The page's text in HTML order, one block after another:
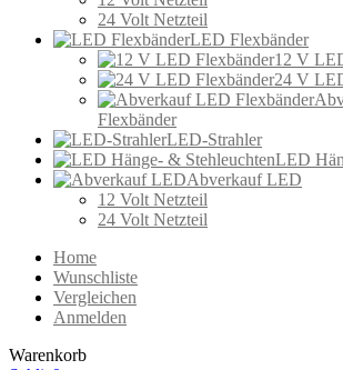
24 Volt Netzteil
LED Flexbänder
12 V
24 V
Flexbänder
LED-Strahler
LED
Abverkauf LED
12 Volt Netzteil
24 Volt Netzteil
Home
Wunschliste
Vergleichen
Anmelden
Warenkorb